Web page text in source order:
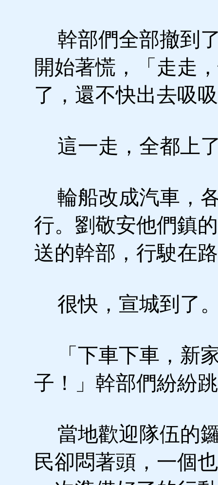
幹部們全部撤到
開始著慌，「走走
了，還不快出去吸
這一走，全都上
輪船改成汽車，
行。劉敬安他們鎮
送的幹部，行駛在
很快，宣城到了
「下車下車，新
子！」幹部們紛紛
當地歡迎隊伍的
民卻悶著頭，一個